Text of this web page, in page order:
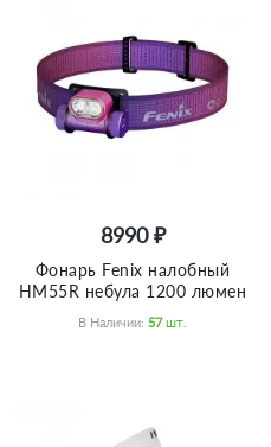
8990 ₽
Фонарь Fenix налобный
HM55R небула 1200 люмен
В Наличии: 57 Шт.